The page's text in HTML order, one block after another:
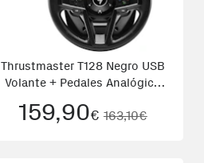
Thrustmaster T128 Negro USB
Volante + Pedales Analógico
159,90€ 163,10€